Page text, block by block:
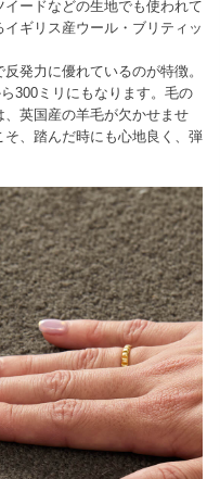
ードなどの生地でも使われて
ギリス産ウール・ブリティッ
発力に優れているのが特徴。
300ミリにもなります。毛の
英国産の羊毛が欠かせませ
、踏んだ時にも心地良く、弾